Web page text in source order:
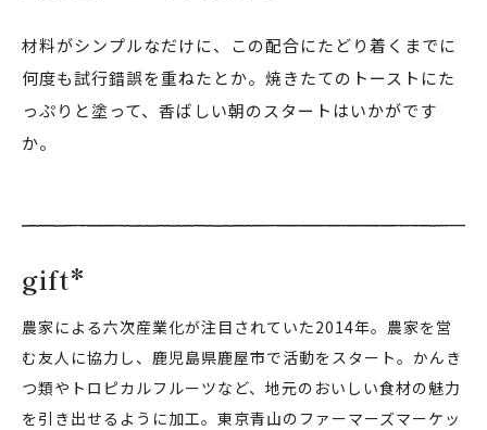
材料がシンプルなだけに、この配合にたどり着くまでに
何度も試行錯誤を重ねたとか。焼きたてのトーストにた
っぷりと塗って、香ばしい朝のスタートはいかがです
か。
gift*
農家による六次産業化が注目されていた2014年。農家を営
む友人に協力し、鹿児島県鹿屋市で活動をスタート。かんき
つ類やトロピカルフルーツなど、地元のおいしい食材の魅力
を引き出せるように加工。東京青山のファーマーズマーケッ